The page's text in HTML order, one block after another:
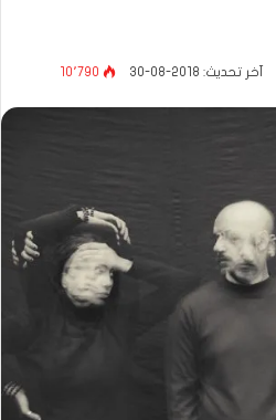
آخر تحديث: 2018-08-30 10٬790